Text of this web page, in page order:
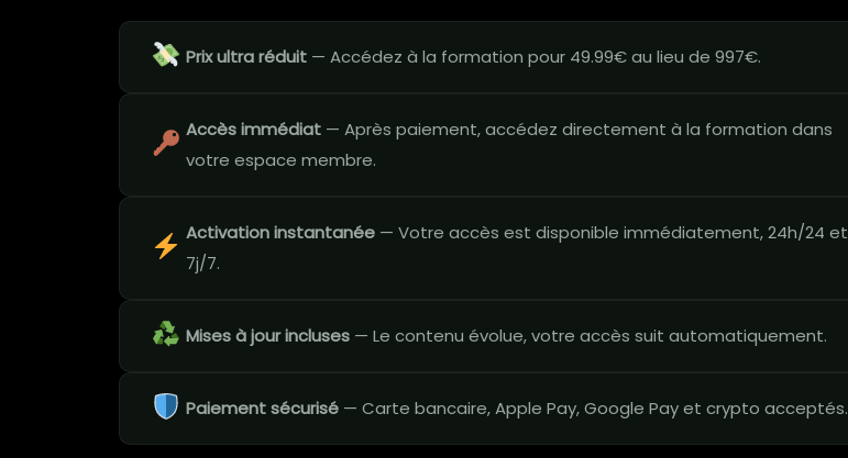
Prix ultra réduit — Accédez à la formation pour 49.99€ au lieu de 997€.
Accès immédiat — Après paiement, accédez directement à la formation dans
votre espace membre.
Activation instantanée — Votre accès est disponible immédiatement, 24h/24 et
7j/7.
Mises à jour incluses — Le contenu évolue, votre accès suit automatiquement.
Paiement sécurisé — Carte bancaire, Apple Pay, Google Pay et crypto acceptés.